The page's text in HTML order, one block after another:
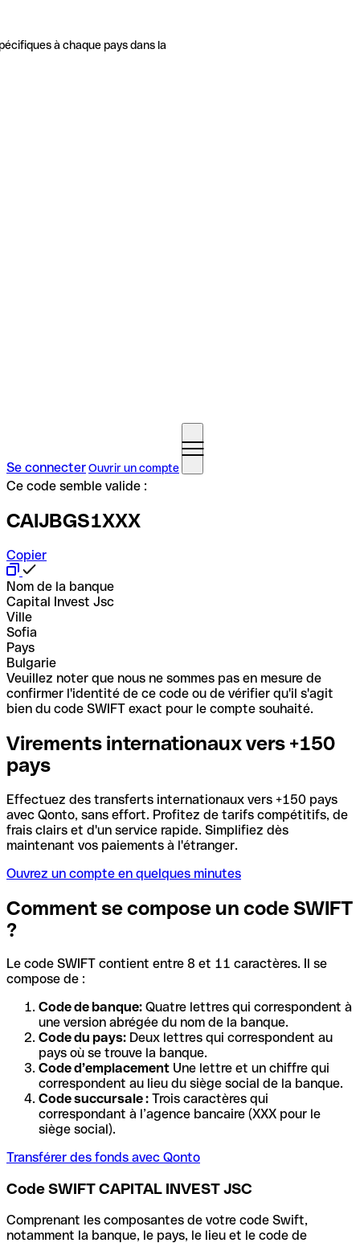
à chaque pays dans la
Se connecterOuvrir un compte
Ce code semble valide :
CAIJBGS1XXX
Copier
Nom de la banque
Capital Invest Jsc
Ville
Sofia
Pays
Bulgarie
Veuillez noter que nous ne sommes pas en mesure de
confirmer l'identité de ce code ou de vérifier qu'il s'agit
bien du code SWIFT exact pour le compte souhaité.
Virements internationaux vers +150
pays
Effectuez des transferts internationaux vers +150 pays
avec Qonto, sans effort. Profitez de tarifs compétitifs, de
frais clairs et d'un service rapide. Simplifiez dès
maintenant vos paiements à l'étranger.
Ouvrez un compte en quelques minutes
Comment se compose un code SWIFT
?
Le code SWIFT contient entre 8 et 11 caractères. Il se
compose de :
Code de banque: Quatre lettres qui correspondent à
une version abrégée du nom de la banque.
Code du pays: Deux lettres qui correspondent au
pays où se trouve la banque.
Code d’emplacement Une lettre et un chiffre qui
correspondent au lieu du siège social de la banque.
Code succursale : Trois caractères qui
correspondant à l’agence bancaire (XXX pour le
siège social).
Transférer des fonds avec Qonto
Code SWIFT CAPITAL INVEST JSC
Comprenant les composantes de votre code Swift,
notamment la banque, le pays, le lieu et le code de